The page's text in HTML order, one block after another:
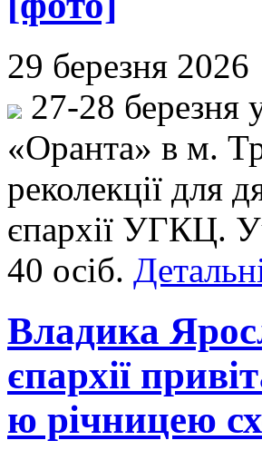
29 березня 2026
27-28 березня
«Оранта» в м.
реколекції для
єпархії УГКЦ.
40 осіб.
Владика
єпархії
ю річницею